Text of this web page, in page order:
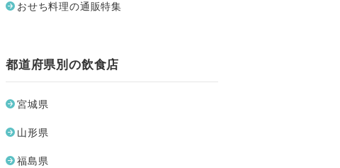
おせち料理の通販特集
都道府県別の飲食店
宮城県
山形県
福島県